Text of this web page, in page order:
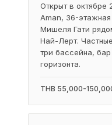
Открыт в октябре
Aman, 36-
Мишеля Гати
Най-Лерт.
три бассейна,
горизонта.
THB 55,000-